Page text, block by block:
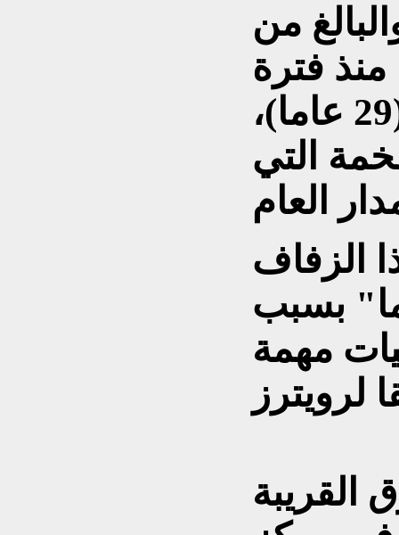
من
منذ فترة
طويلة راديكا ميرشانت (29 عاما)،
التي
الزفاف
بسبب
مهمة
القريبة